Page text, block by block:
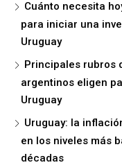
Cuánto necesita
para iniciar una
Uruguay
Principales rubros
argentinos eligen
Uruguay
Uruguay: la
en los niveles más
décadas